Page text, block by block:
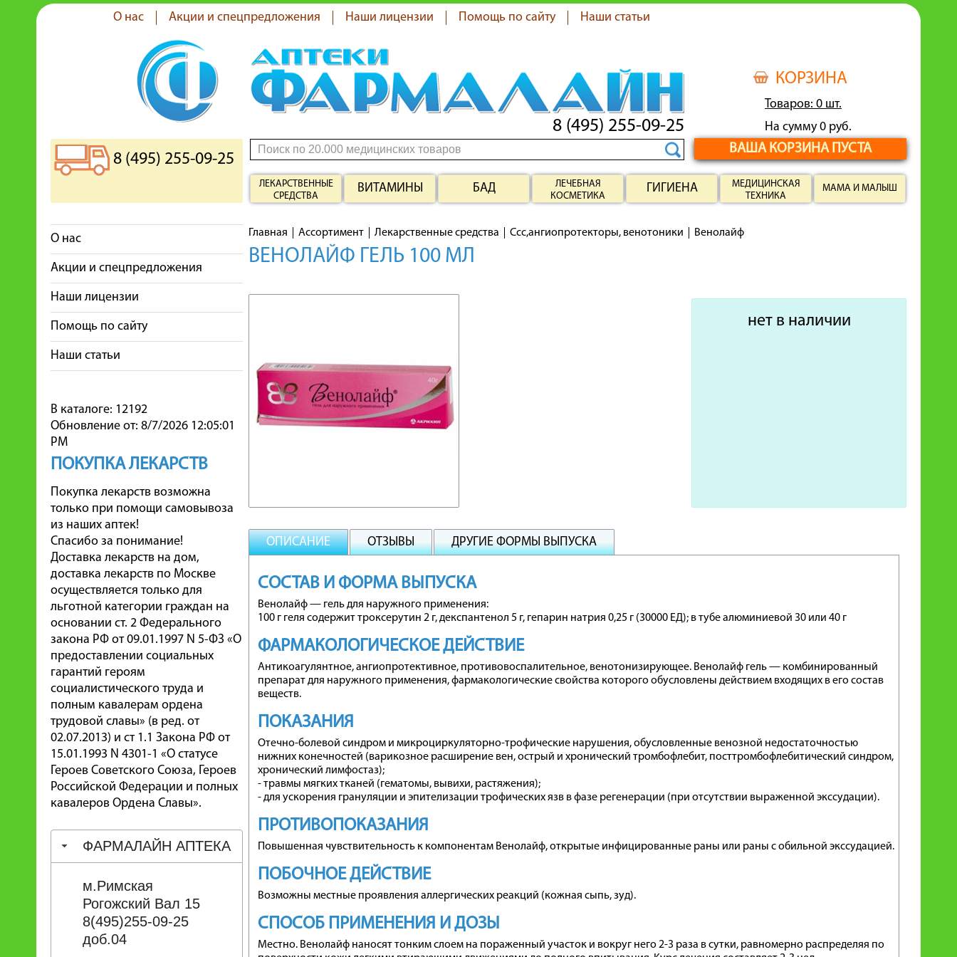
О нас Акции и спецпредложения Наши лицензии Помощь по сайту Наши статьи
КОРЗИНА
Товаров: 0 шт.
На сумму 0 руб.
ВАША КОРЗИНА ПУСТА
8 (495) 255-09-25
8 (495) 255-09-25
ЛЕКАРСТВЕННЫЕ
СРЕДСТВА
ВИТАМИНЫ БАД
ЛЕЧЕБНАЯ
КОСМЕТИКА
ГИГИЕНА
МЕДИЦИНСКАЯ
ТЕХНИКА
МАМА И МАЛЫШ
О нас
Акции и спецпредложения
Наши лицензии
Помощь по сайту
Наши статьи
В каталоге: 12192
Обновление от: 8/7/2026 12:05:01
PM
ПОКУПКА ЛЕКАРСТВ
Покупка лекарств возможна
только при помощи самовывоза
из наших аптек!
Спасибо за понимание!
Доставка лекарств на дом,
доставка лекарств по Москве
осуществляется только для
льготной категории граждан на
основании ст. 2 Федерального
закона РФ от 09.01.1997 N 5-ФЗ «О
предоставлении социальных
гарантий героям
социалистического труда и
полным кавалерам ордена
трудовой славы» (в ред. от
02.07.2013) и ст 1.1 Закона РФ от
15.01.1993 N 4301-1 «О статусе
Героев Советского Союза, Героев
Российской Федерации и полных
кавалеров Ордена Славы».
ФАРМАЛАЙН АПТЕКА
м.Римская
Рогожский Вал 15
8(495)255-09-25
доб.04
Главная Ассортимент Лекарственные средства Ссс,ангиопротекторы, венотоники Венолайф
ВЕНОЛАЙФ ГЕЛЬ 100 МЛ
нет в наличии
ОПИСАНИЕ ОТЗЫВЫ ДРУГИЕ ФОРМЫ ВЫПУСКА
СОСТАВ И ФОРМА ВЫПУСКА
Венолайф — гель для наружного применения:
100 г геля содержит троксерутин 2 г, декспантенол 5 г, гепарин натрия 0,25 г (30000 ЕД); в тубе алюминиевой 30 или 40 г
ФАРМАКОЛОГИЧЕСКОЕ ДЕЙСТВИЕ
Антикоагулянтное, ангиопротективное, противовоспалительное, венотонизирующее. Венолайф гель — комбинированный
препарат для наружного применения, фармакологические свойства которого обусловлены действием входящих в его состав
веществ.
ПОКАЗАНИЯ
Отечно-болевой синдром и микроциркуляторно-трофические нарушения, обусловленные венозной недостаточностью
нижних конечностей (варикозное расширение вен, острый и хронический тромбофлебит, посттромбофлебитический синдром,
хронический лимфостаз);
- травмы мягких тканей (гематомы, вывихи, растяжения);
- для ускорения грануляции и эпителизации трофических язв в фазе регенерации (при отсутствии выраженной экссудации).
ПРОТИВОПОКАЗАНИЯ
Повышенная чувствительность к компонентам Венолайф, открытые инфицированные раны или раны с обильной экссудацией.
ПОБОЧНОЕ ДЕЙСТВИЕ
Возможны местные проявления аллергических реакций (кожная сыпь, зуд).
СПОСОБ ПРИМЕНЕНИЯ И ДОЗЫ
Местно. Венолайф наносят тонким слоем на пораженный участок и вокруг него 2-3 раза в сутки, равномерно распределяя по